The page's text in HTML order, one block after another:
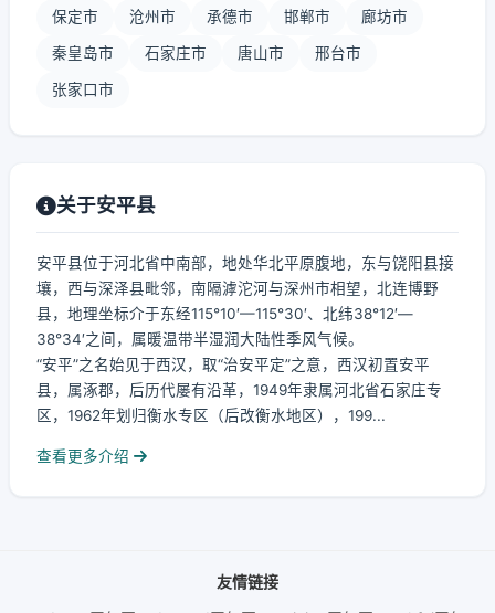
保定市 沧州市 承德市 邯郸市 廊坊市
秦皇岛市 石家庄市 唐山市 邢台市
张家口市
关于安平县
安平县位于河北省中南部，地处华北平原腹地，东与饶阳县接
壤，西与深泽县毗邻，南隔滹沱河与深州市相望，北连博野
县，地理坐标介于东经115°10′—115°30′、北纬38°12′—
38°34′之间，属暖温带半湿润大陆性季风气候。
“安平”之名始见于西汉，取“治安平定”之意，西汉初置安平
县，属涿郡，后历代屡有沿革，1949年隶属河北省石家庄专
区，1962年划归衡水专区（后改衡水地区），199...
查看更多介绍
友情链接